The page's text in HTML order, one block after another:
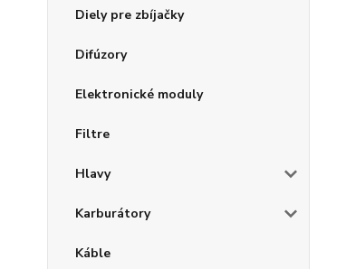
Diely pre zbíjačky
Difúzory
Elektronické moduly
Filtre
Hlavy
Karburátory
Káble